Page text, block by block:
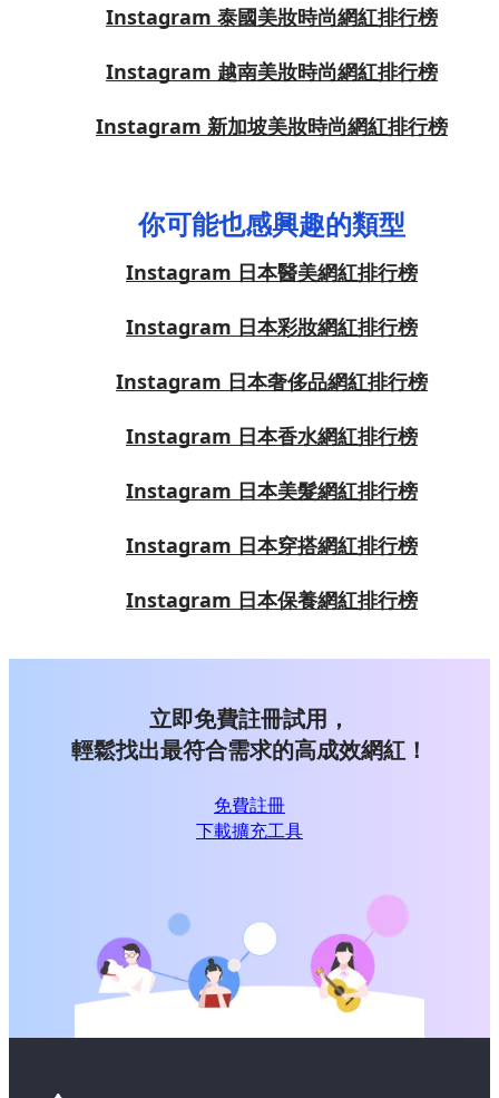
Instagram 泰國美妝時尚網紅排行榜
Instagram 越南美妝時尚網紅排行榜
Instagram 新加坡美妝時尚網紅排行榜
你可能也感興趣的類型
Instagram 日本醫美網紅排行榜
Instagram 日本彩妝網紅排行榜
Instagram 日本奢侈品網紅排行榜
Instagram 日本香水網紅排行榜
Instagram 日本美髮網紅排行榜
Instagram 日本穿搭網紅排行榜
Instagram 日本保養網紅排行榜
立即免費註冊試用，
輕鬆找出最符合需求的高成效網紅！
免費註冊
下載擴充工具